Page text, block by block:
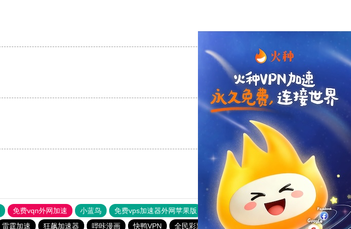
支持 [0] 反对 [0]
支持
免费vqn外网加速 小蓝鸟 免费vps加速器外网苹果版 旋风加速度器
快连加速器
雷霆加速 狂飙加速器 哔咔漫画 快鸭VPN 全民彩票版本官方下载